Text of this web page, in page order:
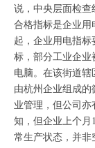
说，中央层面检查
合格指标是企业用
起，企业用电指标
标，部分工业企
电脑。在该街道
由杭州企业组成
业管理，但公司
知，但企业上个月
常生产状态，并非